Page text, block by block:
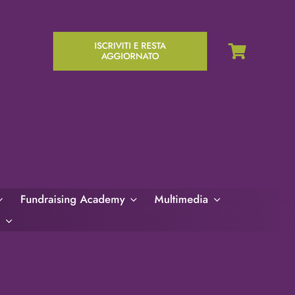
ISCRIVITI E RESTA
AGGIORNATO
Fundraising Academy
Multimedia